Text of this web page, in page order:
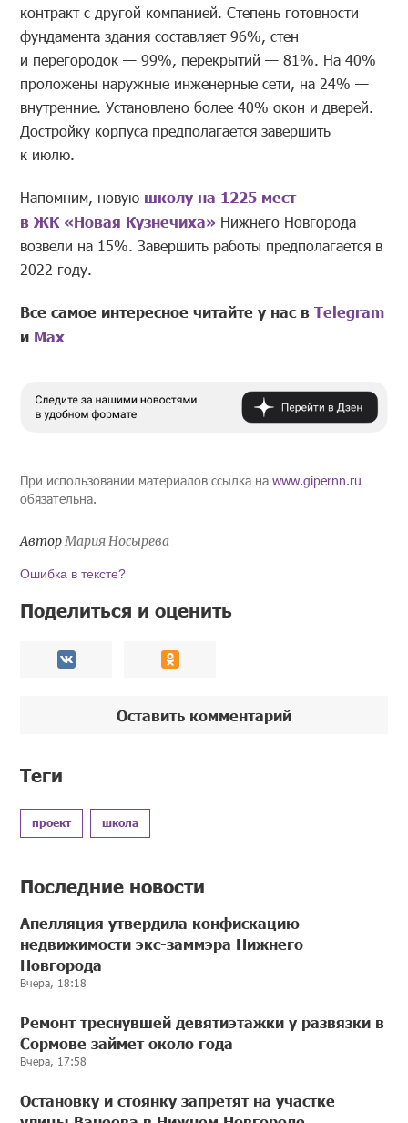
контракт с другой компанией. Степень готовности
фундамента здания составляет 96%, стен
и перегородок — 99%, перекрытий — 81%. На 40%
проложены наружные инженерные сети, на 24% —
внутренние. Установлено более 40% окон и дверей.
Достройку корпуса предполагается завершить
к июлю.
Напомним, новую школу на 1225 мест
в ЖК «Новая Кузнечиха» Нижнего Новгорода
возвели на 15%. Завершить работы предполагается в
2022 году.
Все самое интересное читайте у нас вTelegram
и Mах
При использовании материалов ссылка наwww.gipernn.ru
обязательна.
АвторМария Носырева
Ошибка в тексте?
Поделиться и оценить
Оставить комментарий
Теги
проект школа
Последние новости
Апелляция утвердила конфискацию
недвижимости экс-заммэра Нижнего
Новгорода
Вчера, 18:18
Ремонт треснувшей девятиэтажки у развязки в
Сормове займет около года
Вчера, 17:58
Остановку и стоянку запретят на участке